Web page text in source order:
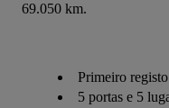
69.050 km.
Primeiro
5 portas e 5